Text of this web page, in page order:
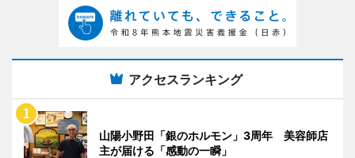
アクセスランキング
山陽小野田「銀のホルモン」3周年 美容師店
主が届ける「感動の一瞬」